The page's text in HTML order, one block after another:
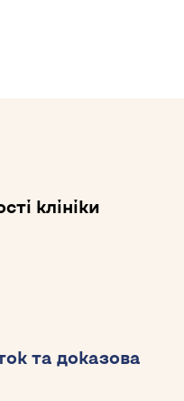
клініки
та доказова